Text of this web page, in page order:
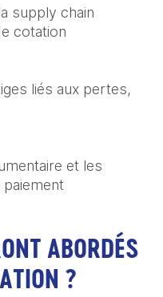
cotation
ABORDÉS
?